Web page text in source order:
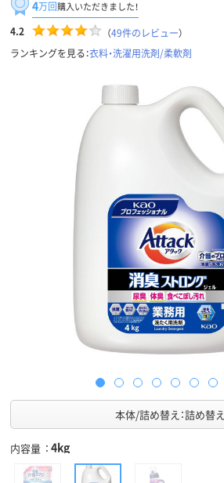
4万回購入いただきました！
4.2 （49件のレビュー）
ランキングを見る：衣料・洗濯用洗剤/柔軟剤
本体/詰め替え：詰め替え
内容量 4kg